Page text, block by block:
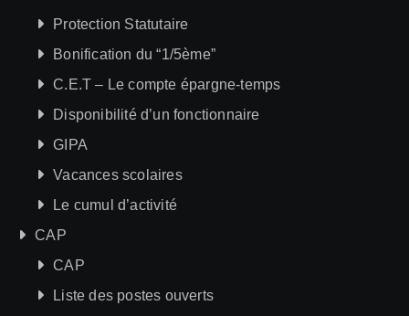
Protection Statutaire
Bonification du “1/5ème”
C.E.T – Le compte épargne-temps
Disponibilité d’un fonctionnaire
GIPA
Vacances scolaires
Le cumul d’activité
CAP
CAP
Liste des postes ouverts